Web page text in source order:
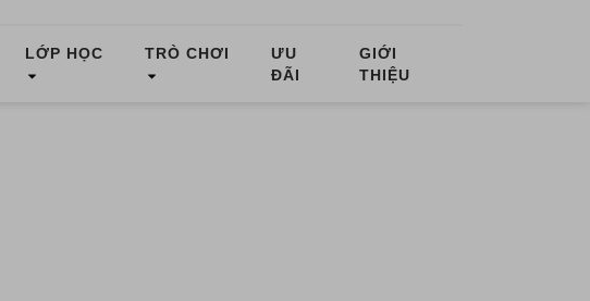
LỚP HỌC TRÒ CHƠI
ƯU
ĐÃI
GIỚI
THIỆU